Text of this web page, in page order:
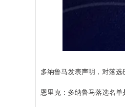
多纳鲁马发表声明，对落选
恩里克：多纳鲁马落选名